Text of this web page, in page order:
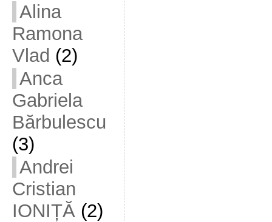
Alina
Ramona
Vlad (2)
Anca
Gabriela
Bărbulescu
(3)
Andrei
Cristian
IONIȚĂ(2)